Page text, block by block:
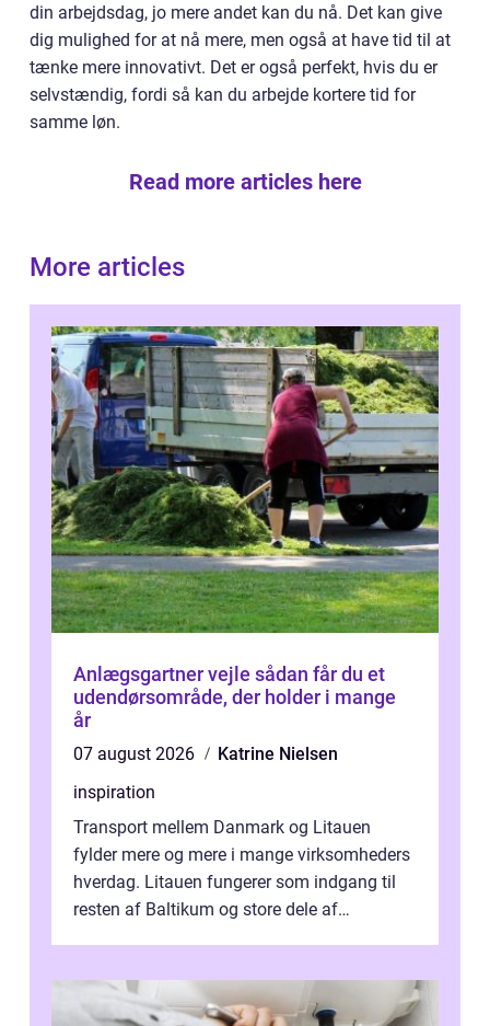
din arbejdsdag, jo mere andet kan du nå. Det kan give
dig mulighed for at nå mere, men også at have tid til at
tænke mere innovativt. Det er også perfekt, hvis du er
selvstændig, fordi så kan du arbejde kortere tid for
samme løn.
Read more articles here
More articles
Anlægsgartner vejle sådan får du et
udendørsområde, der holder i mange
år
07 august 2026
Katrine Nielsen
inspiration
Transport mellem Danmark og Litauen
fylder mere og mere i mange virksomheders
hverdag. Litauen fungerer som indgang til
resten af Baltikum og store dele af